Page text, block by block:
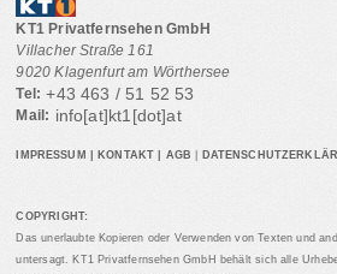
KT1 Privatfernsehen GmbH
Villacher Straße 161
9020 Klagenfurt am Wörthersee
Tel: +43 463 / 51 52 53
Mail: info[at]kt1[dot]at
IMPRESSUM KONTAKT AGB
COPYRIGHT:
Das unerlaubte Kopieren oder Verwenden von Texten und
untersagt. KT1 Privatfernsehen GmbH behält sich alle